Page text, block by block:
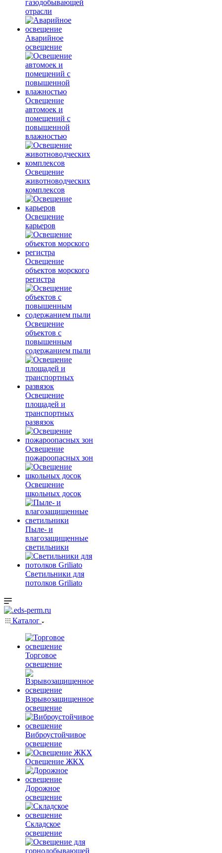
газодобывающей
отрасли
Аварийное
освещение
Освещение
автомоек и
помещений с
повышенной
влажностью
Освещение
животноводческих
комплексов
Освещение
карьеров
Освещение
объектов морского
регистра
Освещение
объектов с
повышенным
содержанием пыли
Освещение
площадей и
транспортных
развязок
Освещение
пожароопасных зон
Освещение
школьных досок
Пыле- и
влагозащищенные
светильники
Светильники для
потолков Griliato
Каталог
Торговое
освещение
Взрывозащищенное
освещение
Виброустойчивое
освещение
Освещение ЖКХ
Дорожное
освещение
Складское
освещение